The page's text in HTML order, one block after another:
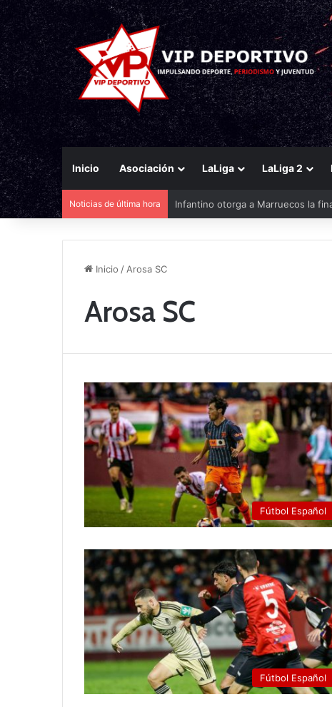
Inicio Asociación LaLiga LaLiga 2
Noticias de última hora Infantino otorga a Marruecos la
Inicio / Arosa SC
Arosa SC
Fútbol Español
Fútbol Español